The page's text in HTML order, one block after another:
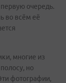
очередь.
во всём её
многие из
но
фотографии,